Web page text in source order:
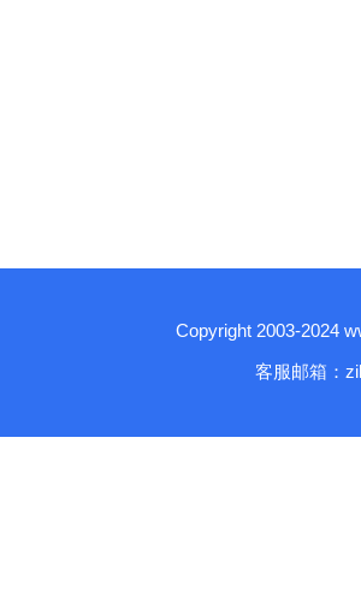
Copyright 2003-2024
客服邮箱：